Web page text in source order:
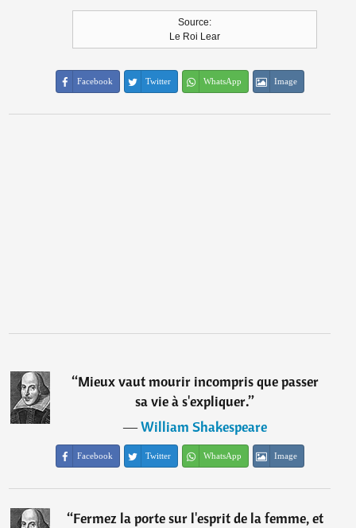
Source:
Le Roi Lear
Facebook Twitter WhatsApp Image
“Mieux vaut mourir incompris que passer
sa vie à s'expliquer.”
―William Shakespeare
Facebook Twitter WhatsApp Image
“Fermez la porte sur l'esprit de la femme, et